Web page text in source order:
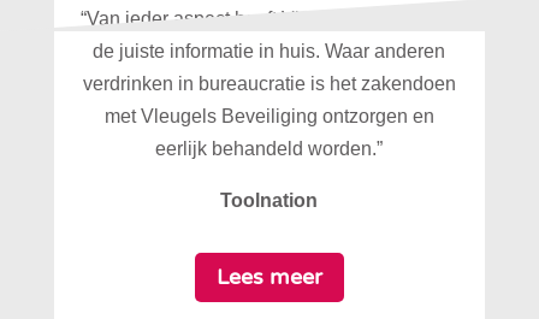
“Van ieder aspect heeft Vleugels Beveiliging
de juiste informatie in huis. Waar anderen
verdrinken in bureaucratie is het zakendoen
met Vleugels Beveiliging ontzorgen en
eerlijk behandeld worden.”
Toolnation
Lees meer